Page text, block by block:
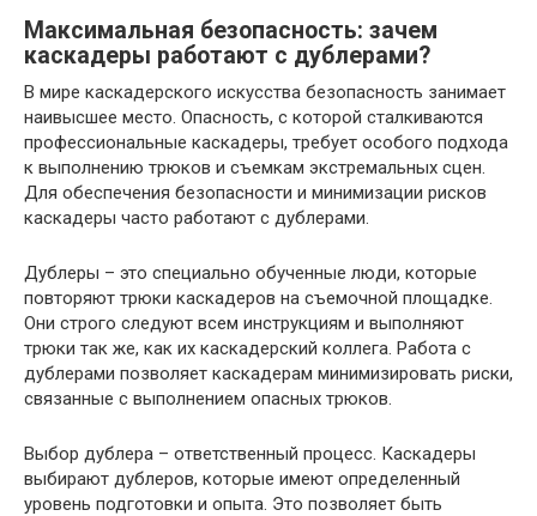
Максимальная безопасность: зачем
каскадеры работают с дублерами?
В мире каскадерского искусства безопасность занимает
наивысшее место. Опасность, с которой сталкиваются
профессиональные каскадеры, требует особого подхода
к выполнению трюков и съемкам экстремальных сцен.
Для обеспечения безопасности и минимизации рисков
каскадеры часто работают с дублерами.
Дублеры – это специально обученные люди, которые
повторяют трюки каскадеров на съемочной площадке.
Они строго следуют всем инструкциям и выполняют
трюки так же, как их каскадерский коллега. Работа с
дублерами позволяет каскадерам минимизировать риски,
связанные с выполнением опасных трюков.
Выбор дублера – ответственный процесс. Каскадеры
выбирают дублеров, которые имеют определенный
уровень подготовки и опыта. Это позволяет быть